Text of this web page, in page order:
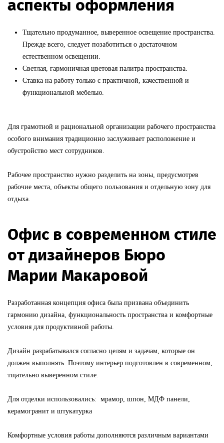
аспекты оформления
Тщательно продуманное, выверенное освещение пространства.
Прежде всего, следует позаботиться о достаточном
естественном освещении.
Светлая, гармоничная цветовая палитра пространства.
Ставка на работу только с практичной, качественной и
функциональной мебелью.
Для грамотной и рациональной организации рабочего пространства
особого внимания традиционно заслуживает расположение и
обустройство мест сотрудников.
Рабочее пространство нужно разделить на зоны, предусмотрев
рабочие места, объекты общего пользования и отдельную зону для
отдыха.
Офис в современном стиле
от дизайнеров Бюро
Марии Макаровой
Разработанная концепция офиса была призвана объединить
гармонию дизайна, функциональность пространства и комфортные
условия для продуктивной работы.
Дизайн разрабатывался согласно целям и задачам, которые он
должен выполнять. Поэтому интерьер подготовлен в современном,
тщательно выверенном стиле.
Для отделки использовались: мрамор, шпон, МДФ панели,
керамогранит и штукатурка
Комфортные условия работы дополняются различным вариантами